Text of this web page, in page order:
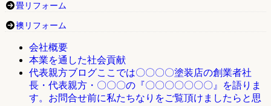
畳リフォーム
襖リフォーム
会社概要
本業を通した社会貢献
代表親方ブログここでは〇〇〇〇塗装店の創業者社
長・代表親方・〇〇〇の『〇〇〇〇〇〇〇』を語りま
す。お問合せ前に私たちなりをご覧頂けましたらと思